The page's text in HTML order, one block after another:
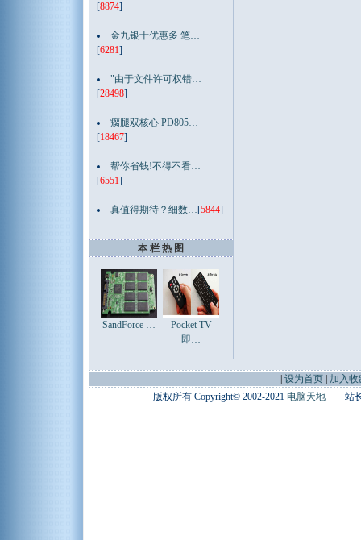
[8874]
金九银十优惠多 笔…
[6281]
"由于文件许可权错…
[28498]
瘸腿双核心 PD805…
[18467]
帮你省钱!不得不看…
[6551]
真值得期待？细数…[5844]
本 栏 热 图
SandForce …
Pocket TV
即…
设为首页|
加入收
版权所有 Copyright© 2002-2021 电脑天地 站